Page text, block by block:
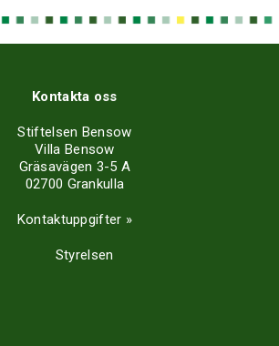
Kontakta oss
Stiftelsen Bensow
Villa Bensow
Gräsavägen 3-5 A
02700 Grankulla
Kontaktuppgifter »
Styrelsen